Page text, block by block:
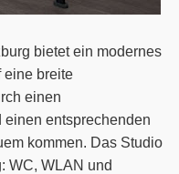
bietet ein modernes
eine breite
einen
einen entsprechenden
kommen. Das Studio
WC, WLAN und